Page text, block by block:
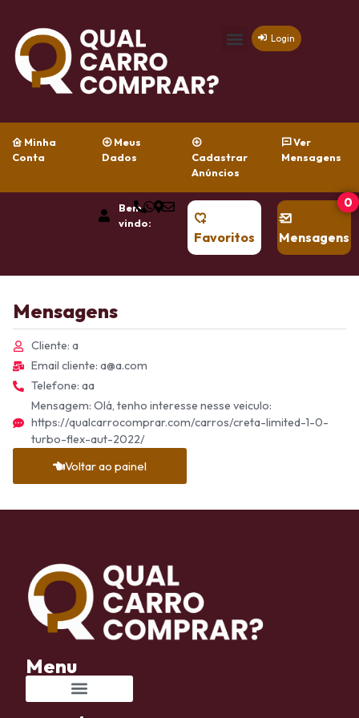
Login
Minha
Conta
Meus
Dados
Cadastrar
Anúncios
Ver
Mensagens
Bem
vindo:
Favoritos Mensagens
0
Mensagens
Cliente: a
Email cliente: a@a.com
Telefone: aa
Mensagem: Olá, tenho interesse nesse veiculo:
https://qualcarrocomprar.com/carros/creta-limited-1-0-
turbo-flex-aut-2022/
Voltar ao painel
Menu